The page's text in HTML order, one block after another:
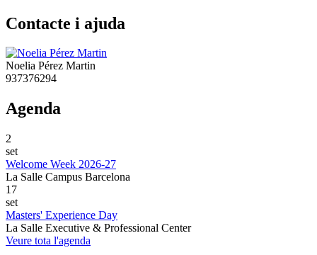
Contacte i ajuda
Noelia Pérez Martin
937376294
Agenda
2
set
Welcome Week 2026-27
La Salle Campus Barcelona
17
set
Masters' Experience Day
La Salle Executive & Professional Center
Veure tota l'agenda